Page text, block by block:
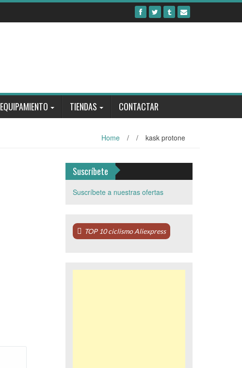
EQUIPAMIENTO TIENDAS CONTACTAR
Home / / kask protone
Suscríbete
Suscríbete a nuestras ofertas
TOP 10 ciclismo Aliexpress